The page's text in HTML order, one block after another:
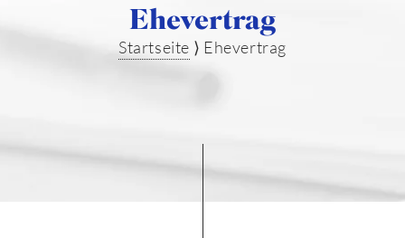
Ehevertrag
Startseite ⟩ Ehevertrag